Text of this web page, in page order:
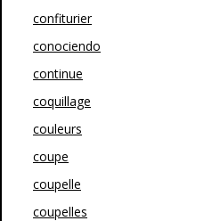
confiturier
conociendo
continue
coquillage
couleurs
coupe
coupelle
coupelles